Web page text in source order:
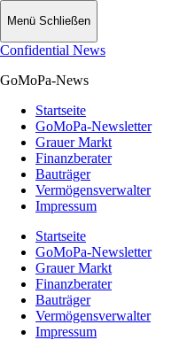
Menü Schließen
Confidential News
GoMoPa-News
Startseite
GoMoPa-Newsletter
Grauer Markt
Finanzberater
Bauträger
Vermögensverwalter
Impressum
Startseite
GoMoPa-Newsletter
Grauer Markt
Finanzberater
Bauträger
Vermögensverwalter
Impressum